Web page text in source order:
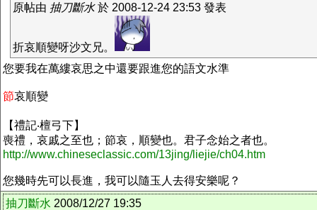
原帖由 抽刀斷水於 2008-12-24 23:53 發表
折哀順變呀沙文兄。
您要我在萬縷哀思之中還要跟進您的語文水準
節哀順變
【禮記‧檀弓下】
喪禮，哀戚之至也；節哀，順變也。君子念始之者也。
http://www.chineseclassic.com/13jing/liejie/ch04.htm
您幾時先可以長進，我可以隨玉人去得安樂呢？
抽刀斷水 2008/12/27 19:35